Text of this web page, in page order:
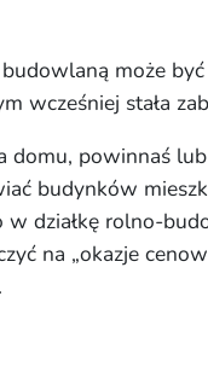
może
wcześniej stała
powinnaś
budynków
w działkę rolno-
na „okazje